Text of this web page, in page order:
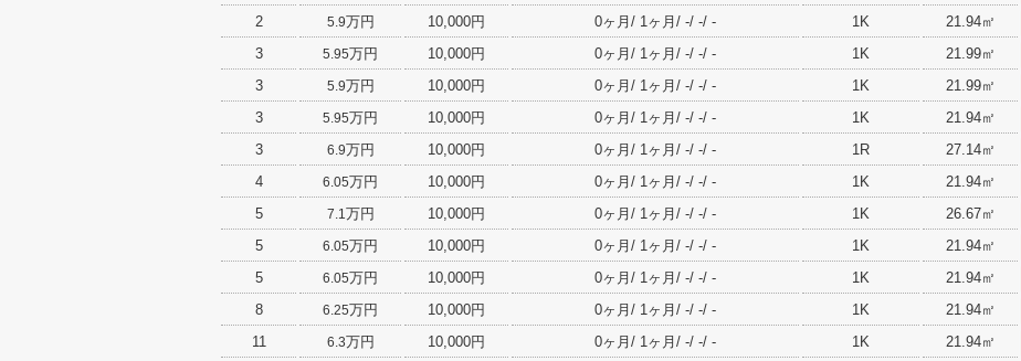
2
5.9万円 10,000円 0ヶ月/ 1ヶ月/ -/ -/ - 1K 21.94㎡
3
5.95万円 10,000円 0ヶ月/ 1ヶ月/ -/ -/ - 1K 21.99㎡
3
5.9万円 10,000円 0ヶ月/ 1ヶ月/ -/ -/ - 1K 21.99㎡
3
5.95万円 10,000円 0ヶ月/ 1ヶ月/ -/ -/ - 1K 21.94㎡
3
6.9万円 10,000円 0ヶ月/ 1ヶ月/ -/ -/ - 1R 27.14㎡
4
6.05万円 10,000円 0ヶ月/ 1ヶ月/ -/ -/ - 1K 21.94㎡
5
7.1万円 10,000円 0ヶ月/ 1ヶ月/ -/ -/ - 1K 26.67㎡
5
6.05万円 10,000円 0ヶ月/ 1ヶ月/ -/ -/ - 1K 21.94㎡
5
6.05万円 10,000円 0ヶ月/ 1ヶ月/ -/ -/ - 1K 21.94㎡
8
6.25万円 10,000円 0ヶ月/ 1ヶ月/ -/ -/ - 1K 21.94㎡
11
6.3万円 10,000円 0ヶ月/ 1ヶ月/ -/ -/ - 1K 21.94㎡